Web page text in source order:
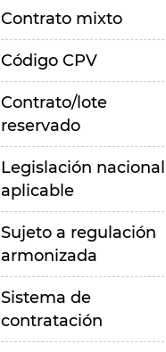
Contrato mixto
Código CPV
Contrato/lote
reservado
Legislación nacional
aplicable
Sujeto a regulación
armonizada
Sistema de
contratación